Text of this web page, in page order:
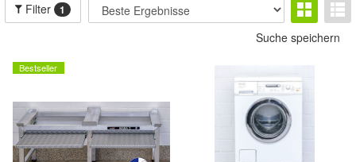
Filter 1
Suche speichern
Bestseller